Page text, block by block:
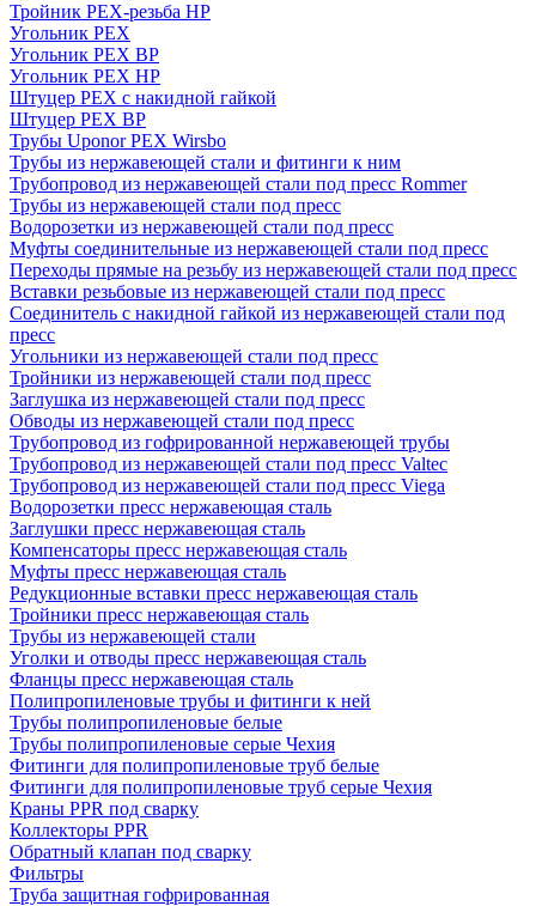
Тройник PEX-резьба НР
Угольник PEX
Угольник PEX ВР
Угольник PEX НР
Штуцер PEX c накидной гайкой
Штуцер PEX ВР
Трубы Uponor PEX Wirsbo
Трубы из нержавеющей стали и фитинги к ним
Трубопровод из нержавеющей стали под пресс Rommer
Трубы из нержавеющей стали под пресс
Водорозетки из нержавеющей стали под пресс
Муфты соединительные из нержавеющей стали под пресс
Переходы прямые на резьбу из нержавеющей стали под пресс
Вставки резьбовые из нержавеющей стали под пресс
Соединитель с накидной гайкой из нержавеющей стали под
пресс
Угольники из нержавеющей стали под пресс
Тройники из нержавеющей стали под пресс
Заглушка из нержавеющей стали под пресс
Обводы из нержавеющей стали под пресс
Трубопровод из гофрированной нержавеющей трубы
Трубопровод из нержавеющей стали под пресс Valtec
Трубопровод из нержавеющей стали под пресс Viega
Водорозетки пресс нержавеющая сталь
Заглушки пресс нержавеющая сталь
Компенсаторы пресс нержавеющая сталь
Муфты пресс нержавеющая сталь
Редукционные вставки пресс нержавеющая сталь
Тройники пресс нержавеющая сталь
Трубы из нержавеющей стали
Уголки и отводы пресс нержавеющая сталь
Фланцы пресс нержавеющая сталь
Полипропиленовые трубы и фитинги к ней
Трубы полипропиленовые белые
Трубы полипропиленовые серые Чехия
Фитинги для полипропиленовые труб белые
Фитинги для полипропиленовые труб серые Чехия
Краны PPR под сварку
Коллекторы PPR
Обратный клапан под сварку
Фильтры
Труба защитная гофрированная